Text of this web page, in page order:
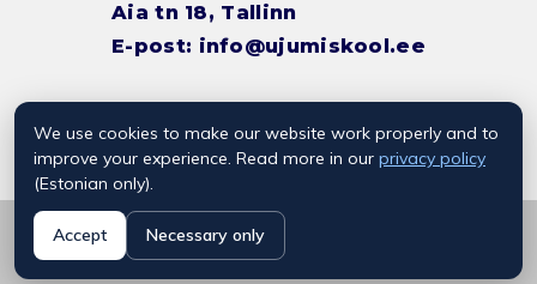
Aia tn 18, Tallinn
E-post: info@ujumiskool.ee
TREENERITE KONTAKTID
© 2026 Kalevi Ujumiskool
Privaatsuspoliitika
We use cookies to make our website work properly and to
improve your experience. Read more in our privacy policy
(Estonian only).
Accept Necessary only